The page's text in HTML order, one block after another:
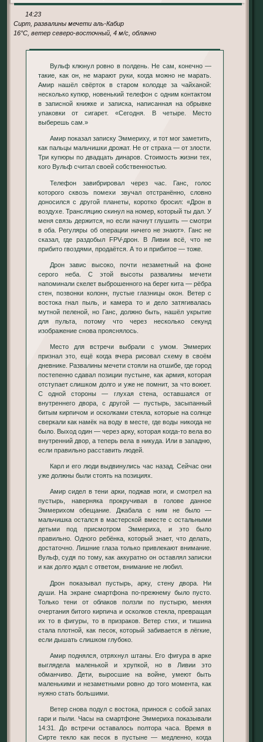
14:23
Сирт, развалины мечети аль-Кабир
16°С, ветер северо-восточный, 4 м/с, облачно
Вульф клюнул ровно в полдень. Не сам, конечно —
такие, как он, не марают руки, когда можно не марать.
Амир нашёл свёрток в старом колодце за чайханой:
несколько купюр, новенький телефон с одним контактом
в записной книжке и записка, написанная на обрывке
упаковки от сигарет. «Сегодня. В четыре. Место
выберешь сам.»
Амир показал записку Эммериху, и тот мог заметить,
как пальцы мальчишки дрожат. Не от страха — от злости.
Три купюры по двадцать динаров. Стоимость жизни тех,
кого Вульф считал своей собственностью.
Телефон завибрировал через час. Ганс, голос
которого сквозь помехи звучал отстранённо, словно
доносился с другой планеты, коротко бросил: «Дрон в
воздухе. Трансляцию скинул на номер, который ты дал. У
меня связь держится, но если начнут глушить — смотри
в оба. Регуляры об операции ничего не знают». Ганс не
сказал, где раздобыл FPV-дрон. В Ливии всё, что не
прибито гвоздями, продаётся. А то и прибитое — тоже.
Дрон завис высоко, почти незаметный на фоне
серого неба. С этой высоты развалины мечети
напоминали скелет выброшенного на берег кита — рёбра
стен, позвонки колонн, пустые глазницы окон. Ветер с
востока гнал пыль, и камера то и дело затягивалась
мутной пеленой, но Ганс, должно быть, нашёл укрытие
для пульта, потому что через несколько секунд
изображение снова прояснялось.
Место для встречи выбрали с умом. Эммерих
признал это, ещё когда вчера рисовал схему в своём
дневнике. Развалины мечети стояли на отшибе, где город
постепенно сдавал позиции пустыне, как армия, которая
отступает слишком долго и уже не помнит, за что воюет.
С одной стороны — глухая стена, оставшаяся от
внутреннего двора, с другой — пустырь, засыпанный
битым кирпичом и осколками стекла, которые на солнце
сверкали как намёк на воду в месте, где воды никогда не
было. Выход один — через арку, которая когда-то вела во
внутренний двор, а теперь вела в никуда. Или в западню,
если правильно расставить людей.
Карл и его люди выдвинулись час назад. Сейчас они
уже должны были стоять на позициях.
Амир сидел в тени арки, поджав ноги, и смотрел на
пустырь, наверняка прокручивая в голове данное
Эммерихом обещание. Джабала с ним не было —
мальчишка остался в мастерской вместе с остальными
детьми под присмотром Эммериха, и это было
правильно. Одного ребёнка, который знает, что делать,
достаточно. Лишние глаза только привлекают внимание.
Вульф, судя по тому, как аккуратно он оставлял записки
и как долго ждал с ответом, внимание не любил.
Дрон показывал пустырь, арку, стену двора. Ни
души. На экране смартфона по-прежнему было пусто.
Только тени от облаков ползли по пустырю, меняя
очертания битого кирпича и осколков стекла, превращая
их то в фигуры, то в призраков. Ветер стих, и тишина
стала плотной, как песок, который забивается в лёгкие,
если дышать слишком глубоко.
Амир поднялся, отряхнул штаны. Его фигура в арке
выглядела маленькой и хрупкой, но в Ливии это
обманчиво. Дети, выросшие на войне, умеют быть
маленькими и незаметными ровно до того момента, как
нужно стать большими.
Ветер снова подул с востока, принося с собой запах
гари и пыли. Часы на смартфоне Эммериха показывали
14:31. До встречи оставалось полтора часа. Время в
Сирте текло как песок в пустыне — медленно, когда